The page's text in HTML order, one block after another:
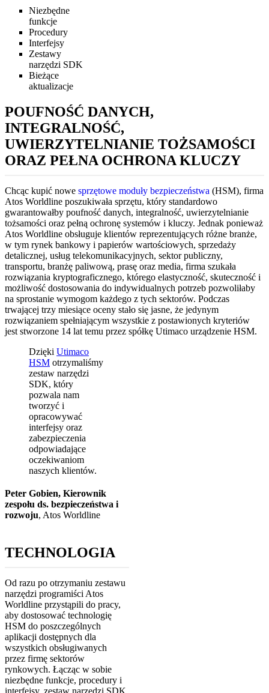
Niezbędne
funkcje
Procedury
Interfejsy
Zestawy
narzędzi SDK
Bieżące
aktualizacje
POUFNOŚĆ DANYCH,
INTEGRALNOŚĆ,
UWIERZYTELNIANIE TOŻSAMOŚCI
ORAZ PEŁNA OCHRONA KLUCZY
Chcąc kupić nowe sprzętowe moduły bezpieczeństwa (HSM), firma
Atos Worldline poszukiwała sprzętu, który standardowo
gwarantowałby poufność danych, integralność, uwierzytelnianie
tożsamości oraz pełną ochronę systemów i kluczy. Jednak ponieważ
Atos Worldline obsługuje klientów reprezentujących różne branże,
w tym rynek bankowy i papierów wartościowych, sprzedaży
detalicznej, usług telekomunikacyjnych, sektor publiczny,
transportu, branżę paliwową, prasę oraz media, firma szukała
rozwiązania kryptograficznego, którego elastyczność, skuteczność i
możliwość dostosowania do indywidualnych potrzeb pozwoliłaby
na sprostanie wymogom każdego z tych sektorów. Podczas
trwającej trzy miesiące oceny stało się jasne, że jedynym
rozwiązaniem spełniającym wszystkie z postawionych kryteriów
jest stworzone 14 lat temu przez spółkę Utimaco urządzenie HSM.
Dzięki Utimaco
HSM otrzymaliśmy
zestaw narzędzi
SDK, który
pozwala nam
tworzyć i
opracowywać
interfejsy oraz
zabezpieczenia
odpowiadające
oczekiwaniom
naszych klientów.
Peter Gobien, Kierownik
zespołu ds. bezpieczeństwa i
rozwoju, Atos Worldline
TECHNOLOGIA
Od razu po otrzymaniu zestawu
narzędzi programiści Atos
Worldline przystąpili do pracy,
aby dostosować technologię
HSM do poszczególnych
aplikacji dostępnych dla
wszystkich obsługiwanych
przez firmę sektorów
rynkowych. Łącząc w sobie
niezbędne funkcje, procedury i
interfejsy, zestaw narzędzi SDK